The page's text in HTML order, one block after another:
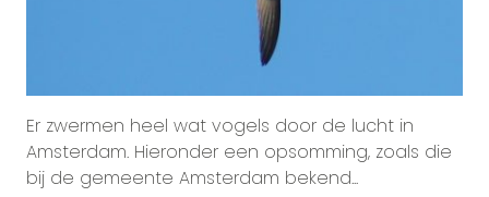
Er zwermen heel wat vogels door de lucht in
Amsterdam. Hieronder een opsomming, zoals die
bij de gemeente Amsterdam bekend...